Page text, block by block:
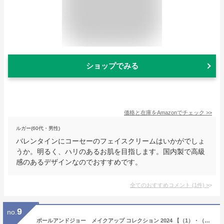
ショップでみる
価格と在庫をAmazonでチェック >>
ルガー(60代・男性)
バレンタインにコーセーのフェイスクリームはいかがでしょ
うか。明るく、ハリのあるお肌を目指します。国内製で高級
感のあるデザインなのでおすすめです。
全てのおすすめコメント (1件) >
no. 9
ポールアンドジョー メイクアップ コレクション 2024 【（1）・（2）】選べる2種類 11月1日より順次発送 クリスマスコフレ 2024 ギフト